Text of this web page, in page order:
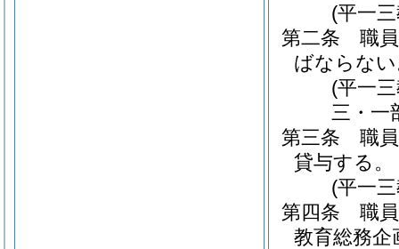
(平一
第二条
職
ばならな
(平一
三・一
第三条
職
貸与する。
(平一
第四条
職
教育総務